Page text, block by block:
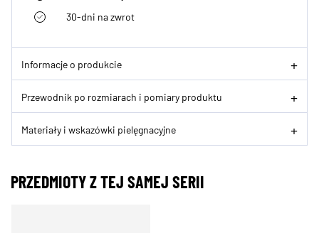
30-dni na zwrot
Informacje o produkcie
Przewodnik po rozmiarach i pomiary produktu
Materiały i wskazówki pielęgnacyjne
PRZEDMIOTY Z TEJ SAMEJ SERII